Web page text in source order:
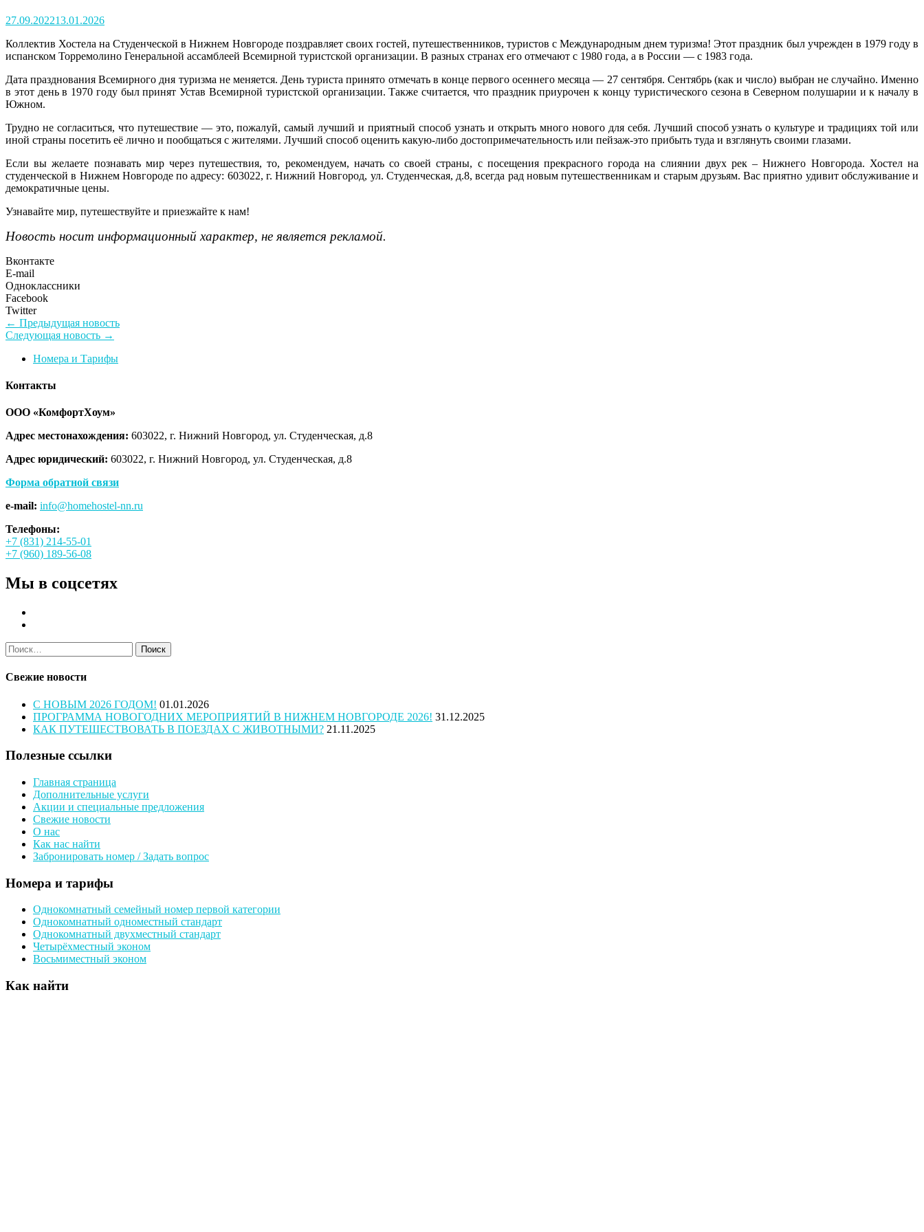
Posted
27.09.202213.01.2026
Коллектив Хостела на Студенческой в Нижнем Новгороде поздравляет своих гостей, путешественников, туристов с Международным днем туризма! Этот праздник был учрежден в 1979 году в
испанском Торремолино Генеральной ассамблеей Всемирной туристской организации. В разных странах его отмечают с 1980 года, а в России — с 1983 года.
Дата празднования Всемирного дня туризма не меняется. День туриста принято отмечать в конце первого осеннего месяца — 27 сентября. Сентябрь (как и число) выбран не случайно. Именно
в этот день в 1970 году был принят Устав Всемирной туристской организации. Также считается, что праздник приурочен к концу туристического сезона в Северном полушарии и к началу в
Южном.
Трудно не согласиться, что путешествие — это, пожалуй, самый лучший и приятный способ узнать и открыть много нового для себя. Лучший способ узнать о культуре и традициях той или
иной страны посетить её лично и пообщаться с жителями. Лучший способ оценить какую-либо достопримечательность или пейзаж-это прибыть туда и взглянуть своими глазами.
Если вы желаете познавать мир через путешествия, то, рекомендуем, начать со своей страны, с посещения прекрасного города на слиянии двух рек – Нижнего Новгорода. Хостел на
студенческой в Нижнем Новгороде по адресу: 603022, г. Нижний Новгород, ул. Студенческая, д.8, всегда рад новым путешественникам и старым друзьям. Вас приятно удивит обслуживание и
демократичные цены.
Узнавайте мир, путешествуйте и приезжайте к нам!
Новость носит информационный характер, не является рекламой.
Вконтакте
E-mail
Одноклассники
Facebook
Twitter
Навигация
по
записям
← Предыдущая новостьПредыдущая
Следующая новость →
Номера и Тарифы
Контакты
ООО «КомфортХоум»
Адрес местонахождения: 603022, г. Нижний Новгород, ул. Студенческая, д.8
Адрес юридический: 603022, г. Нижний Новгород, ул. Студенческая, д.8
Форма обратной связи
e-mail: info@homehostel-nn.ru
Телефоны:
+7 (831) 214-55-01
+7 (960) 189-56-08
Мы в соцсетях
Найти:
Свежие новости
С НОВЫМ 2026 ГОДОМ! 01.01.2026
ПРОГРАММА НОВОГОДНИХ МЕРОПРИЯТИЙ В НИЖНЕМ НОВГОРОДЕ 2026! 31.12.2025
КАК ПУТЕШЕСТВОВАТЬ В ПОЕЗДАХ С ЖИВОТНЫМИ? 21.11.2025
Полезные ссылки
Главная страница
Дополнительные услуги
Акции и специальные предложения
Свежие новости
О нас
Как нас найти
Забронировать номер / Задать вопрос
Номера и тарифы
Однокомнатный семейный номер первой категории
Однокомнатный одноместный стандарт
Однокомнатный двухместный стандарт
Четырёхместный эконом
Восьмиместный эконом
Как найти